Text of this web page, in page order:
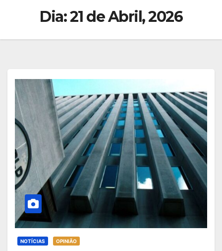
Dia:21 de Abril, 2026
NOTÍCIAS OPINIÃO